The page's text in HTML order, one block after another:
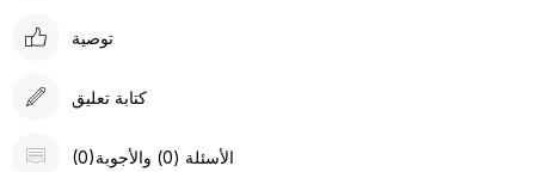
توصية
كتابة تعليق
(0)الأسئلة (0) والأجوبة